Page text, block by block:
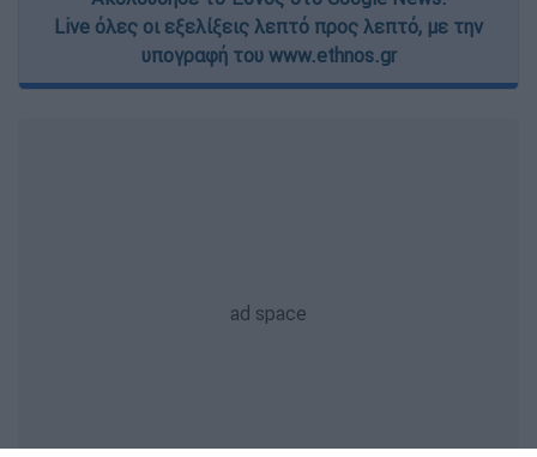
Live όλες οι εξελίξεις λεπτό προς λεπτό, με την
υπογραφή του www.ethnos.gr